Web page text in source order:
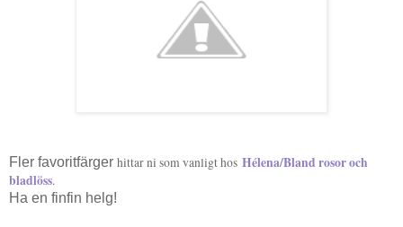
Fler favoritfärger hittar ni som vanligt hos Hélena/Bland rosor och
bladlöss.
Ha en finfin helg!